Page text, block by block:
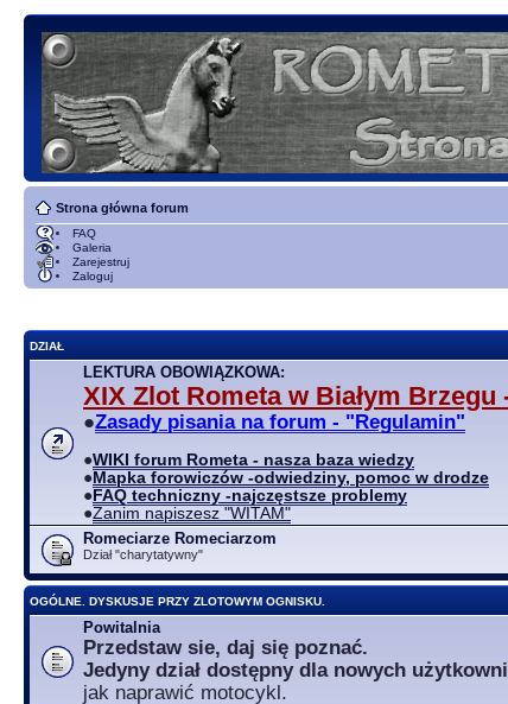
Strona główna forum
FAQ
Galeria
Zarejestruj
Zaloguj
DZIAŁ
LEKTURA OBOWIĄZKOWA:
XIX Zlot Rometa w Białym Brzegu
●Zasady pisania na forum - "Regulamin"
●WIKI forum Rometa - nasza baza wiedzy
●Mapka forowiczów -odwiedziny, pomoc w drodze
●FAQ techniczny -najczęstsze problemy
●Zanim napiszesz "WITAM"
Romeciarze Romeciarzom
Dział "charytatywny"
OGÓLNE. DYSKUSJE PRZY ZLOTOWYM OGNISKU.
Powitalnia
Przedstaw sie, daj się poznać.
Jedyny dział dostępny dla nowych
jak naprawić motocykl.